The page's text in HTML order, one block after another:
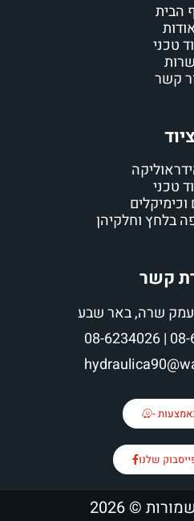
הבית
טכני
שרות
קשר
ציוד
טכני
בלחץ וחלקיהן
קשר
08-
-
שלנו
© 2026